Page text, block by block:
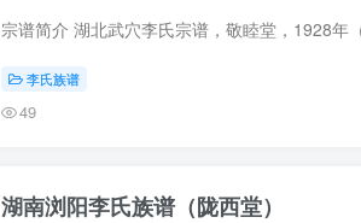
李氏族谱
49
湖南浏阳李氏族谱（陇西堂）